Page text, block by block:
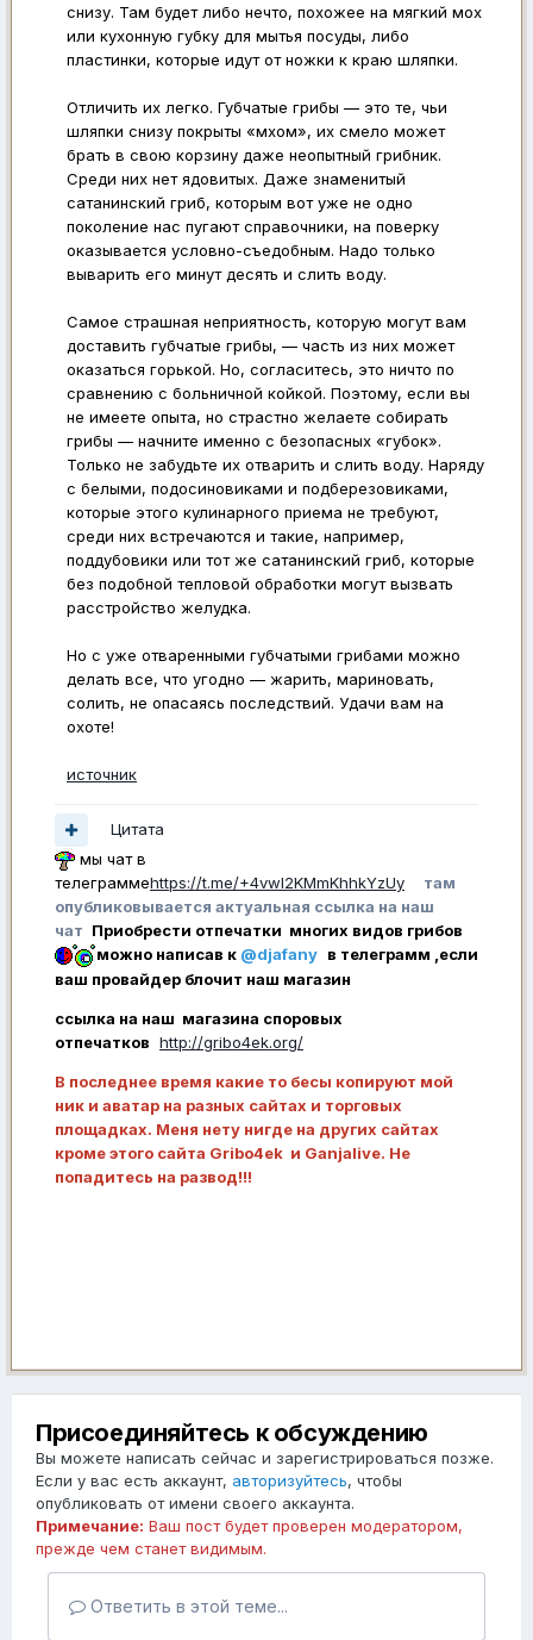
снизу. Там будет либо нечто, похожее на мягкий мох
или кухонную губку для мытья посуды, либо
пластинки, которые идут от ножки к краю шляпки.
Отличить их легко. Губчатые грибы — это те, чьи
шляпки снизу покрыты «мхом», их смело может
брать в свою корзину даже неопытный грибник.
Среди них нет ядовитых. Даже знаменитый
сатанинский гриб, которым вот уже не одно
поколение нас пугают справочники, на поверку
оказывается условно-съедобным. Надо только
выварить его минут десять и слить воду.
Самое страшная неприятность, которую могут вам
доставить губчатые грибы, — часть из них может
оказаться горькой. Но, согласитесь, это ничто по
сравнению с больничной койкой. Поэтому, если вы
не имеете опыта, но страстно желаете собирать
грибы — начните именно с безопасных «губок».
Только не забудьте их отварить и слить воду. Наряду
с белыми, подосиновиками и подберезовиками,
которые этого кулинарного приема не требуют,
среди них встречаются и такие, например,
поддубовики или тот же сатанинский гриб, которые
без подобной тепловой обработки могут вызвать
расстройство желудка.
Но с уже отваренными губчатыми грибами можно
делать все, что угодно — жарить, мариновать,
солить, не опасаясь последствий. Удачи вам на
охоте!
источник
Цитата
мы чат в
телеграммеhttps://t.me/+4vwl2KMmKhhkYzUy
там
опубликовывается актуальная ссылка на наш
чат Приобрести отпечатки многих видов грибов
можно написав к @djafany в телеграмм ,если
ваш провайдер блочит наш магазин
ссылка на наш магазина споровых
отпечатков http://gribo4ek.org/
В последнее время какие то бесы копируют мой
ник и аватар на разных сайтах и торговых
площадках. Меня нету нигде на других сайтах
кроме этого сайта Gribo4ek и Ganjalive. Не
попадитесь на развод!!!
Присоединяйтесь к обсуждению
Вы можете написать сейчас и зарегистрироваться позже.
Если у вас есть аккаунт, авторизуйтесь, чтобы
опубликовать от имени своего аккаунта.
Примечание: Ваш пост будет проверен модератором,
прежде чем станет видимым.
Ответить в этой теме...